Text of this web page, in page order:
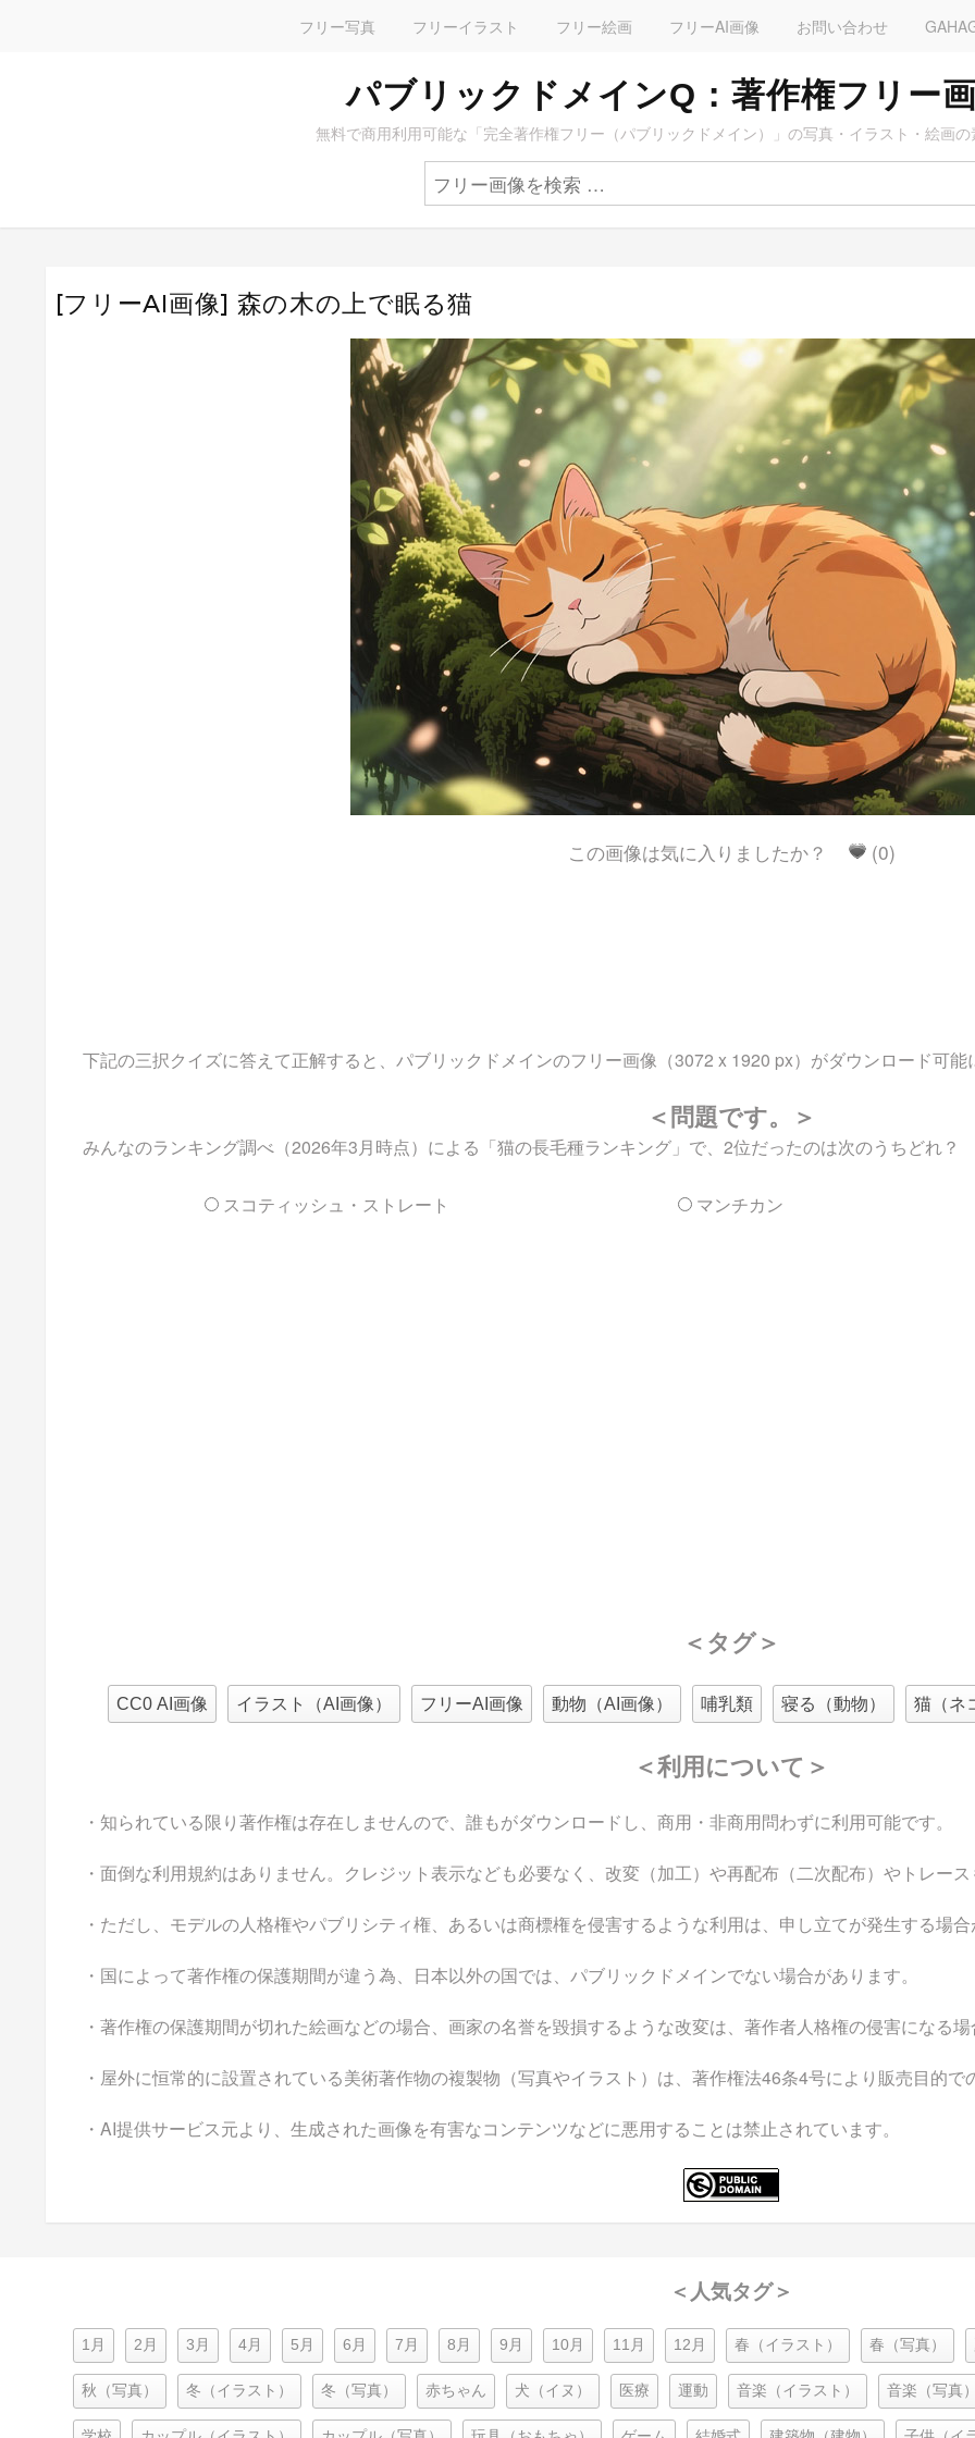
フリー写真 フリーイラスト フリー絵画 フリーAI画像 お問い合わせ
パブリックドメインQ：著作権フリー
無料で商用利用可能な「完全著作権フリー（パブリックドメイン）」の写真・イラスト・絵画の
[フリーAI画像] 森の木の上で眠る猫
この画像は気に入りましたか？ (0)
下記の三択クイズに答えて正解すると、パブリックドメインのフリー画像（3072 x 1920 px）がダウンロード可能
＜問題です。＞
みんなのランキング調べ（2026年3月時点）による「猫の長毛種ランキング」で、2位だったのは次のうちどれ？
スコティッシュ・ストレート マンチカン
＜タグ＞
CC0 AI画像 イラスト（AI画像） フリーAI画像 動物（AI画像） 哺乳類 寝る（動物） 猫（ネ
＜利用について＞
・知られている限り著作権は存在しませんので、誰もがダウンロードし、商用・非商用問わずに利用可能です。
・面倒な利用規約はありません。クレジット表示なども必要なく、改変（加工）や再配布（二次配布）やトレース
・ただし、モデルの人格権やパブリシティ権、あるいは商標権を侵害するような利用は、申し立てが発生する場合
・国によって著作権の保護期間が違う為、日本以外の国では、パブリックドメインでない場合があります。
・著作権の保護期間が切れた絵画などの場合、画家の名誉を毀損するような改変は、著作者人格権の侵害になる場
・屋外に恒常的に設置されている美術著作物の複製物（写真やイラスト）は、著作権法46条4号により販売目的で
・AI提供サービス元より、生成された画像を有害なコンテンツなどに悪用することは禁止されています。
＜人気タグ＞
1月 2月 3月 4月 5月 6月 7月 8月 9月 10月 11月 12月 春（イラスト） 春（写真）
秋（写真） 冬（イラスト） 冬（写真） 赤ちゃん 犬（イヌ） 医療 運動 音楽（イラスト） 音楽（写真）